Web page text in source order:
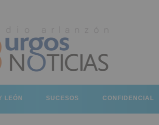
LEÓN SUCESOS CONFIDENCIAL